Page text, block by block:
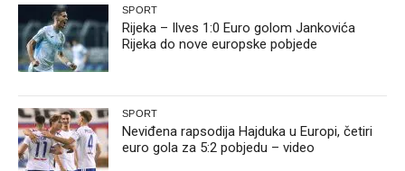
SPORT
Rijeka – Ilves 1:0 Euro golom Jankovića
Rijeka do nove europske pobjede
SPORT
Neviđena rapsodija Hajduka u Europi, četiri
euro gola za 5:2 pobjedu – video